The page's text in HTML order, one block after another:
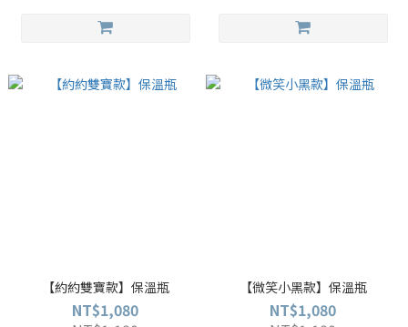
【約約雙寶款】保溫瓶
NT$1,080
【微笑小黑款】保溫瓶
NT$1,080